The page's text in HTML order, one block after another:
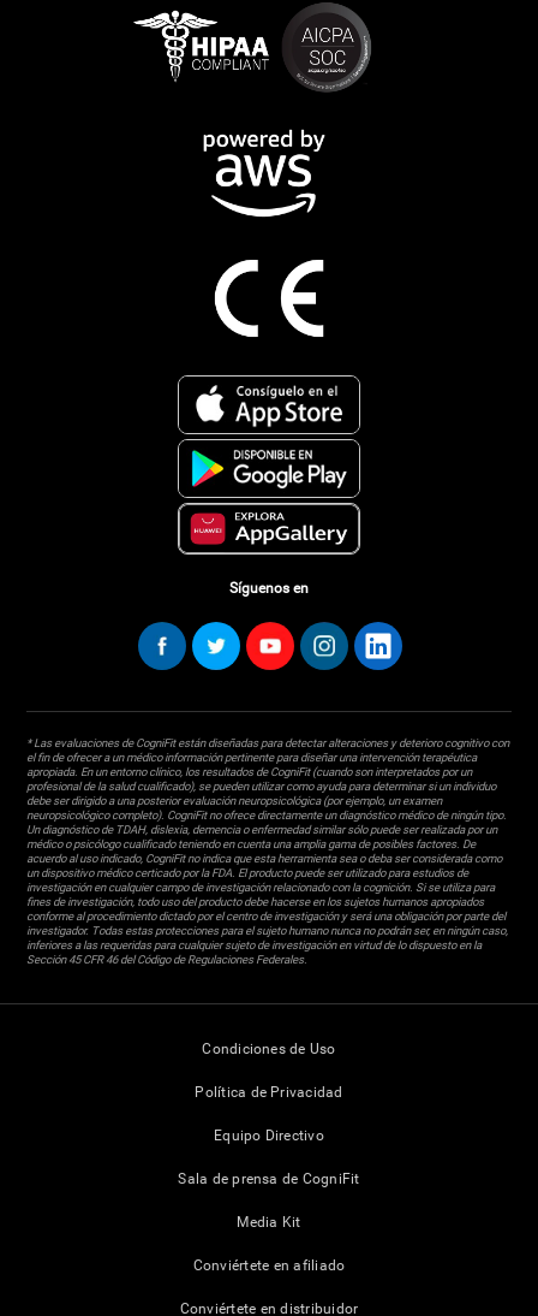
Síguenos en
* Las evaluaciones de CogniFit están diseñadas para detectar alteraciones y deterioro cognitivo con
el fin de ofrecer a un médico información pertinente para diseñar una intervención terapéutica
apropiada. En un entorno clínico, los resultados de CogniFit (cuando son interpretados por un
profesional de la salud cualificado), se pueden utilizar como ayuda para determinar si un individuo
debe ser dirigido a una posterior evaluación neuropsicológica (por ejemplo, un examen
neuropsicológico completo). CogniFit no ofrece directamente un diagnóstico médico de ningún tipo.
Un diagnóstico de TDAH, dislexia, demencia o enfermedad similar sólo puede ser realizada por un
médico o psicólogo cualificado teniendo en cuenta una amplia gama de posibles factores. De
acuerdo al uso indicado, CogniFit no indica que esta herramienta sea o deba ser considerada como
un dispositivo médico certicado por la FDA. El producto puede ser utilizado para estudios de
investigación en cualquier campo de investigación relacionado con la cognición. Si se utiliza para
fines de investigación, todo uso del producto debe hacerse en los sujetos humanos apropiados
conforme al procedimiento dictado por el centro de investigación y será una obligación por parte del
investigador. Todas estas protecciones para el sujeto humano nunca no podrán ser, en ningún caso,
inferiores a las requeridas para cualquier sujeto de investigación en virtud de lo dispuesto en la
Sección 45 CFR 46 del Código de Regulaciones Federales.
Condiciones de Uso
Política de Privacidad
Equipo Directivo
Sala de prensa de CogniFit
Media Kit
Conviértete en afiliado
Conviértete en distribuidor